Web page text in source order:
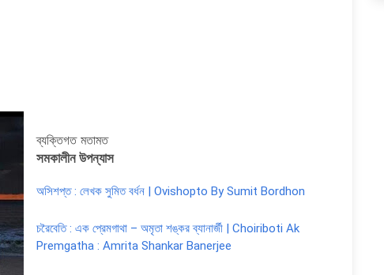
ব্যক্তিগত মতামত
সমকালীন উপন্যাস
অসিশপ্ত : লেখক সুমিত বর্ধন | Ovishopto By Sumit Bordhon
চরৈবেতি : এক প্রেমগাথা – অমৃতা শঙ্কর ব্যানার্জী | Choiriboti Ak
Premgatha : Amrita Shankar Banerjee